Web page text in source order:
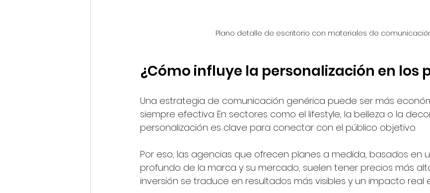
Plano detalle de escritorio con materiales de
¿Cómo influye la personalización en los
Una estrategia de comunicación genérica puede ser más
siempre efectiva. En sectores como el lifestyle, la belleza o la
personalización es clave para conectar con el público objetivo.
Por eso, las agencias que ofrecen planes a medida, basados en
profundo de la marca y su mercado, suelen tener precios más
inversión se traduce en resultados más visibles y un impacto real